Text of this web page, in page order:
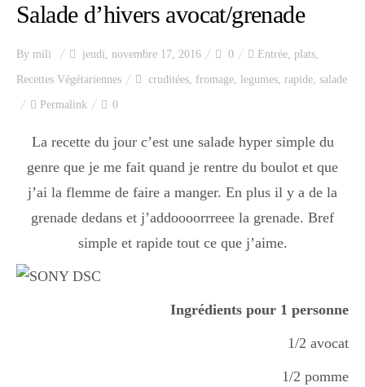
Salade d’hivers avocat/grenade
By mili jeudi, novembre 17, 2016 0 Entrée, plats,
Recettes Végétariennes cruditées, fromage, legumes, rapide, salade
Permalink 0
La recette du jour c’est une salade hyper simple du
genre que je me fait quand je rentre du boulot et que
j’ai la flemme de faire a manger. En plus il y a de la
grenade dedans et j’addoooorrreee la grenade. Bref
simple et rapide tout ce que j’aime.
Ingrédients pour 1 personne
1/2 avocat
1/2 pomme